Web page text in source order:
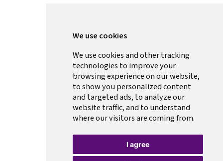
We use cookies
We use cookies and other tracking
technologies to improve your
browsing experience on our website,
to show you personalized content
and targeted ads, to analyze our
website traffic, and to understand
where our visitors are coming from.
I agree